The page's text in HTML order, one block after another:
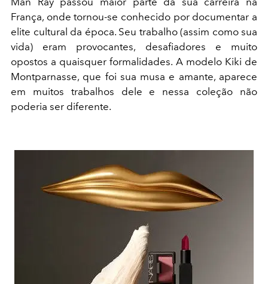
França, onde tornou-se conhecido por documentar a
elite cultural da época. Seu trabalho (assim como sua
vida) eram provocantes, desafiadores e muito
opostos a quaisquer formalidades. A modelo Kiki de
Montparnasse, que foi sua musa e amante, aparece
em muitos trabalhos dele e nessa coleção não
poderia ser diferente.